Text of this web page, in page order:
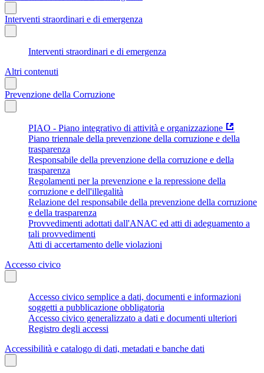
Interventi straordinari e di emergenza
Interventi straordinari e di emergenza
Altri contenuti
Prevenzione della Corruzione
PIAO - Piano integrativo di attività e organizzazione
Piano triennale della prevenzione della corruzione e della
trasparenza
Responsabile della prevenzione della corruzione e della
trasparenza
Regolamenti per la prevenzione e la repressione della
corruzione e dell'illegalità
Relazione del responsabile della prevenzione della corruzione
e della trasparenza
Provvedimenti adottati dall'ANAC ed atti di adeguamento a
tali provvedimenti
Atti di accertamento delle violazioni
Accesso civico
Accesso civico semplice a dati, documenti e informazioni
soggetti a pubblicazione obbligatoria
Accesso civico generalizzato a dati e documenti ulteriori
Registro degli accessi
Accessibilità e catalogo di dati, metadati e banche dati